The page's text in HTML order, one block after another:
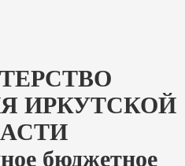
ИРКУТСКОЙ
бюджетное